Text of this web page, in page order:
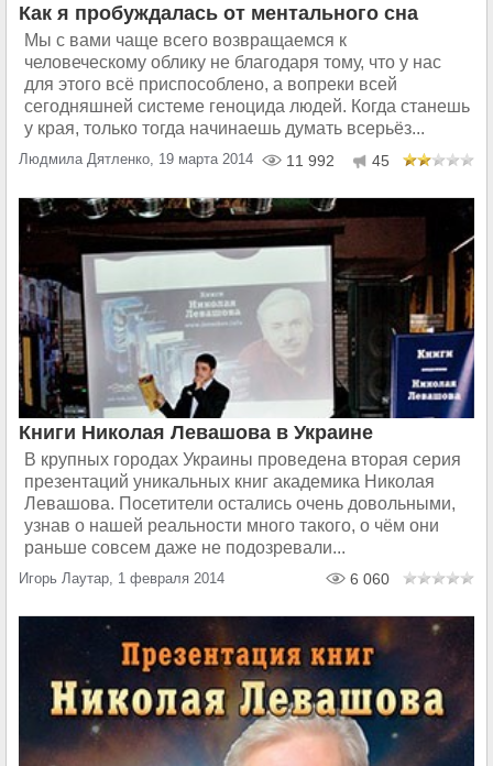
Как я пробуждалась от ментального сна
Мы с вами чаще всего возвращаемся к
человеческому облику не благодаря тому, что у нас
для этого всё приспособлено, а вопреки всей
сегодняшней системе геноцида людей. Когда станешь
у края, только тогда начинаешь думать всерьёз...
Людмила Дятленко, 19 марта 2014 11 992 45
Книги Николая Левашова в Украине
В крупных городах Украины проведена вторая серия
презентаций уникальных книг академика Николая
Левашова. Посетители остались очень довольными,
узнав о нашей реальности много такого, о чём они
раньше совсем даже не подозревали...
Игорь Лаутар, 1 февраля 2014 6 060